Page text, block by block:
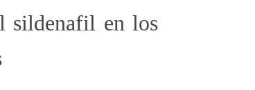
sildenafil en los